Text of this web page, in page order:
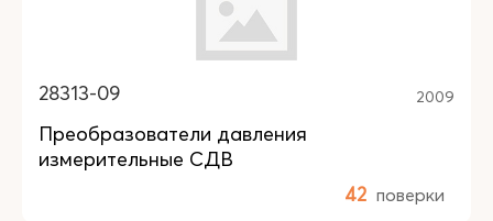
28313-09 2009
Преобразователи давления
измерительные СДВ
42 поверки